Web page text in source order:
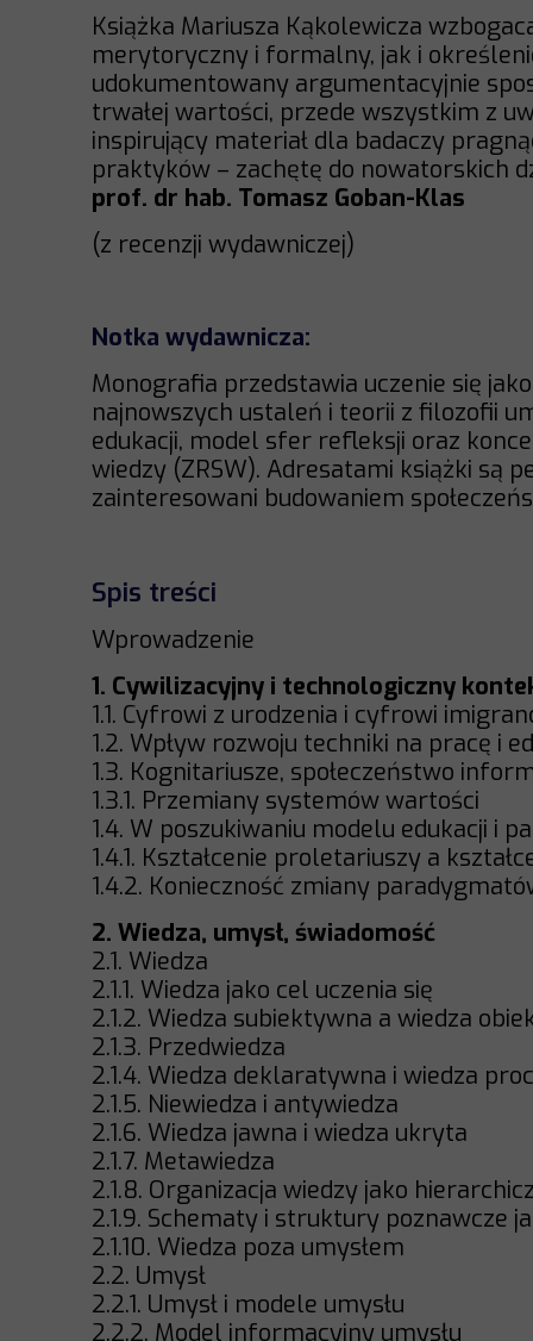
Książka Mariusza Kąkolewicza
merytoryczny i formalny, jak i
udokumentowany argumentacyjnie
trwałej wartości, przede wszystkim z
inspirujący materiał dla badaczy
praktyków – zachętę do nowatorskich
prof. dr hab. Tomasz Goban-Klas
(z recenzji wydawniczej)
Notka wydawnicza:
Monografia przedstawia uczenie się
najnowszych ustaleń i teorii z filozofii
edukacji, model sfer refleksji oraz
wiedzy (ZRSW). Adresatami książki są
zainteresowani budowaniem
Spis treści
Wprowadzenie
1. Cywilizacyjny i technologiczny
1.1. Cyfrowi z urodzenia i cyfrowi
1.2. Wpływ rozwoju techniki na pracę i
1.3. Kognitariusze, społeczeństwo
1.3.1. Przemiany systemów wartości
1.4. W poszukiwaniu modelu edukacji i
1.4.1. Kształcenie proletariuszy a
1.4.2. Konieczność zmiany
2. Wiedza, umysł, świadomość
2.1. Wiedza
2.1.1. Wiedza jako cel uczenia się
2.1.2. Wiedza subiektywna a wiedza
2.1.3. Przedwiedza
2.1.4. Wiedza deklaratywna i wiedza
2.1.5. Niewiedza i antywiedza
2.1.6. Wiedza jawna i wiedza ukryta
2.1.7. Metawiedza
2.1.8. Organizacja wiedzy jako
2.1.9. Schematy i struktury poznawcze
2.1.10. Wiedza poza umysłem
2.2. Umysł
2.2.1. Umysł i modele umysłu
2.2.2. Model informacyjny umysłu